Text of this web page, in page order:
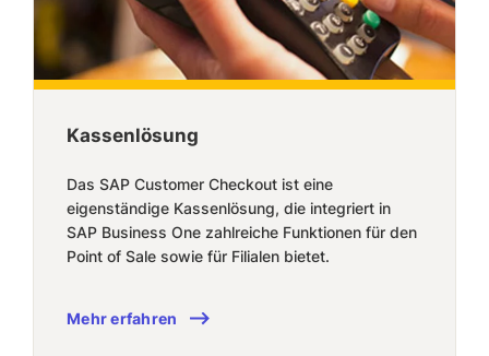
Kassenlösung
Das SAP Customer Checkout ist eine
eigenständige Kassenlösung, die integriert in
SAP Business One zahlreiche Funktionen für den
Point of Sale sowie für Filialen bietet.
Mehr erfahren